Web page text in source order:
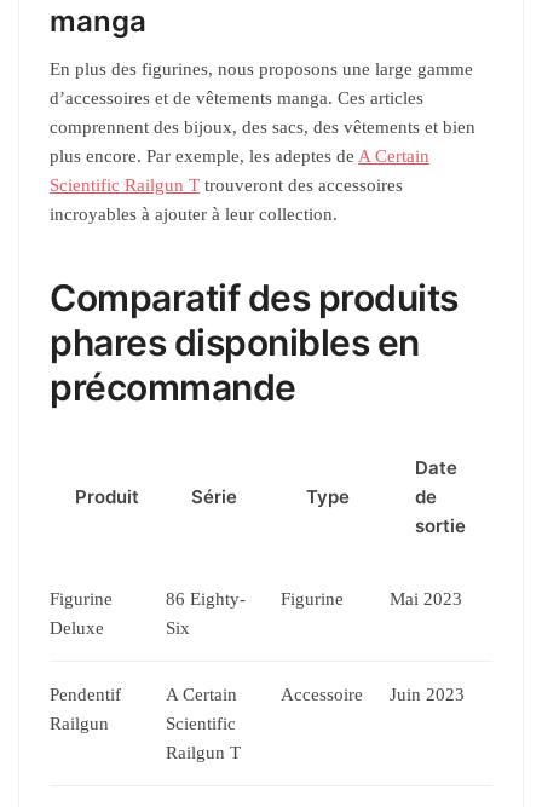
manga
En plus des figurines, nous proposons une large gamme
d’accessoires et de vêtements manga. Ces articles
comprennent des bijoux, des sacs, des vêtements et bien
plus encore. Par exemple, les adeptes de A Certain
Scientific Railgun T trouveront des accessoires
incroyables à ajouter à leur collection.
Comparatif des produits
phares disponibles en
précommande
Produit Série Type
Date
de
sortie
Figurine
Deluxe
86 Eighty-
Six
Figurine Mai 2023
Pendentif
Railgun
A Certain
Scientific
Railgun T
Accessoire Juin 2023